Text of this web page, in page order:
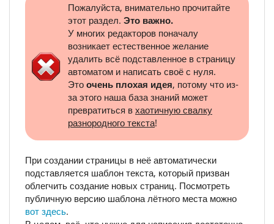
Пожалуйста, внимательно прочитайте
этот раздел. Это важно.
У многих редакторов поначалу
возникает естественное желание
удалить всё подставленное в страницу
автоматом и написать своё с нуля.
Это очень плохая идея, потому что из-
за этого наша база знаний может
превратиться в хаотичную свалку
разнородного текста!
При создании страницы в неё автоматически
подставляется шаблон текста, который призван
облегчить создание новых страниц. Посмотреть
публичную версию шаблона лётного места можно
вот здесь.